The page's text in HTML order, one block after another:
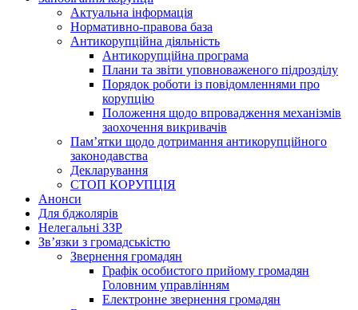
Актуальна інформація
Нормативно-правова база
Антикорупційна діяльність
Антикорупційна програма
Плани та звіти уповноваженого підрозділу
Порядок роботи із повідомленнями про
корупцію
Положення щодо впровадження механізмів
заохочення викривачів
Пам’ятки щодо дотримання антикорупційного
законодавства
Декларування
СТОП КОРУПЦІЯ
Анонси
Для бджолярів
Нелегальні ЗЗР
Зв’язки з громадськістю
Звернення громадян
Графік особистого прийому громадян
Головним управлінням
Електронне звернення громадян